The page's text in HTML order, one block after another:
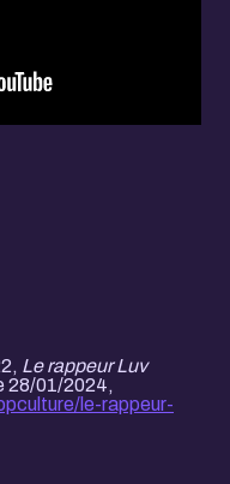
Le rappeur Luv
28/01/2024,
le-rappeur-